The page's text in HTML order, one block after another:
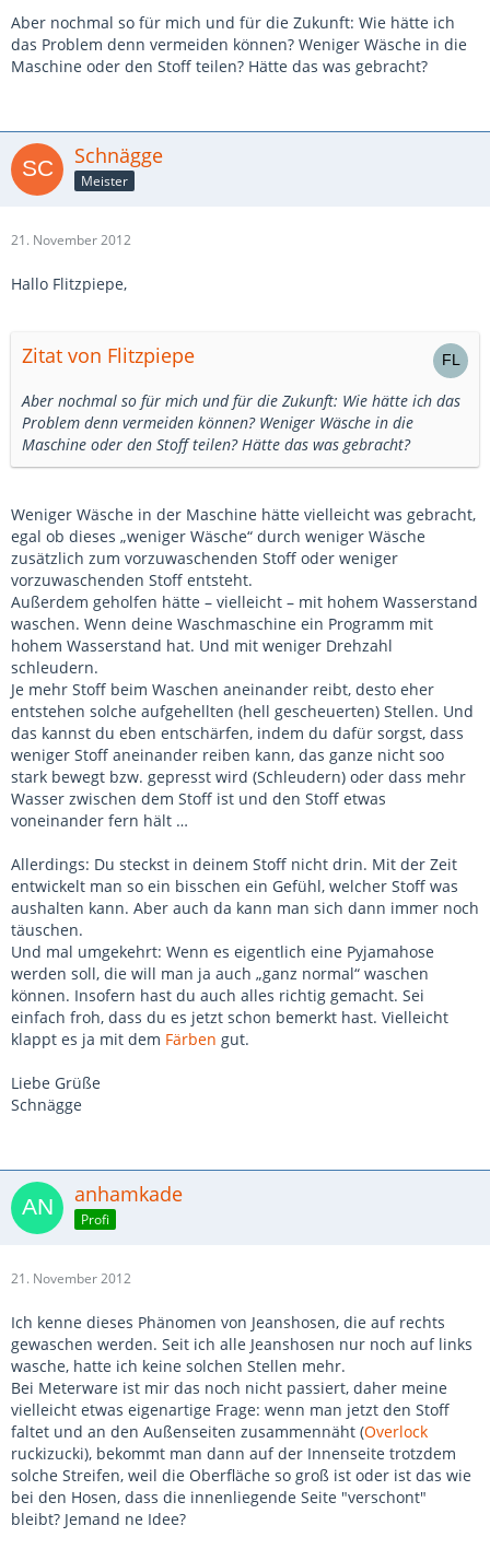
Aber nochmal so für mich und für die Zukunft: Wie hätte ich
das Problem denn vermeiden können? Weniger Wäsche in die
Maschine oder den Stoff teilen? Hätte das was gebracht?
Schnägge
Meister
21. November 2012
Hallo Flitzpiepe,
Zitat von Flitzpiepe
Aber nochmal so für mich und für die Zukunft: Wie hätte ich das
Problem denn vermeiden können? Weniger Wäsche in die
Maschine oder den Stoff teilen? Hätte das was gebracht?
Weniger Wäsche in der Maschine hätte vielleicht was gebracht,
egal ob dieses „weniger Wäsche“ durch weniger Wäsche
zusätzlich zum vorzuwaschenden Stoff oder weniger
vorzuwaschenden Stoff entsteht.
Außerdem geholfen hätte – vielleicht – mit hohem Wasserstand
waschen. Wenn deine Waschmaschine ein Programm mit
hohem Wasserstand hat. Und mit weniger Drehzahl
schleudern.
Je mehr Stoff beim Waschen aneinander reibt, desto eher
entstehen solche aufgehellten (hell gescheuerten) Stellen. Und
das kannst du eben entschärfen, indem du dafür sorgst, dass
weniger Stoff aneinander reiben kann, das ganze nicht soo
stark bewegt bzw. gepresst wird (Schleudern) oder dass mehr
Wasser zwischen dem Stoff ist und den Stoff etwas
voneinander fern hält …
Allerdings: Du steckst in deinem Stoff nicht drin. Mit der Zeit
entwickelt man so ein bisschen ein Gefühl, welcher Stoff was
aushalten kann. Aber auch da kann man sich dann immer noch
täuschen.
Und mal umgekehrt: Wenn es eigentlich eine Pyjamahose
werden soll, die will man ja auch „ganz normal“ waschen
können. Insofern hast du auch alles richtig gemacht. Sei
einfach froh, dass du es jetzt schon bemerkt hast. Vielleicht
klappt es ja mit dem Färben gut.
Liebe Grüße
Schnägge
anhamkade
Profi
21. November 2012
Ich kenne dieses Phänomen von Jeanshosen, die auf rechts
gewaschen werden. Seit ich alle Jeanshosen nur noch auf links
wasche, hatte ich keine solchen Stellen mehr.
Bei Meterware ist mir das noch nicht passiert, daher meine
vielleicht etwas eigenartige Frage: wenn man jetzt den Stoff
faltet und an den Außenseiten zusammennäht (Overlock
ruckizucki), bekommt man dann auf der Innenseite trotzdem
solche Streifen, weil die Oberfläche so groß ist oder ist das wie
bei den Hosen, dass die innenliegende Seite "verschont"
bleibt? Jemand ne Idee?